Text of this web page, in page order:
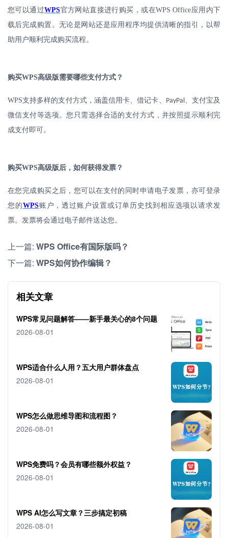
您可以通过WPS官方网站直接进行购买，或在WPS Office应用内下
载后完成购置。无论是网站还是应用程序均提供清晰的指引，以帮
助用户顺利完成购买流程。
购买WPS高级版需要哪些支付方式？
WPS支持多样的支付方式，涵盖信用卡、借记卡、 PayPal、支付宝及
微信支付等选项。您只需选择合适的支付方式，并按照提示顺利完
成支付即可。
购买WPS高级版后，如何获得发票？
在您完成购买之后，您可以在支付的同时申请电子发票，亦可登录
您的WPS账户，透过账户设置或订单历史找到相应选项以请求发
票。发票将会通过电子邮件送达您。
上一篇: WPS Office有国际版吗？
下一篇: WPS如何协作编辑？
相关文章
WPS常见问题解答——新手最关心的8个问题
2026-08-01
WPS适合什么人用？五大用户群体盘点
2026-08-01
WPS怎么做思维导图和流程图？
2026-08-01
WPS免费吗？会员有哪些额外权益？
2026-08-01
WPS AI怎么写文章？三步搞定初稿
2026-08-01